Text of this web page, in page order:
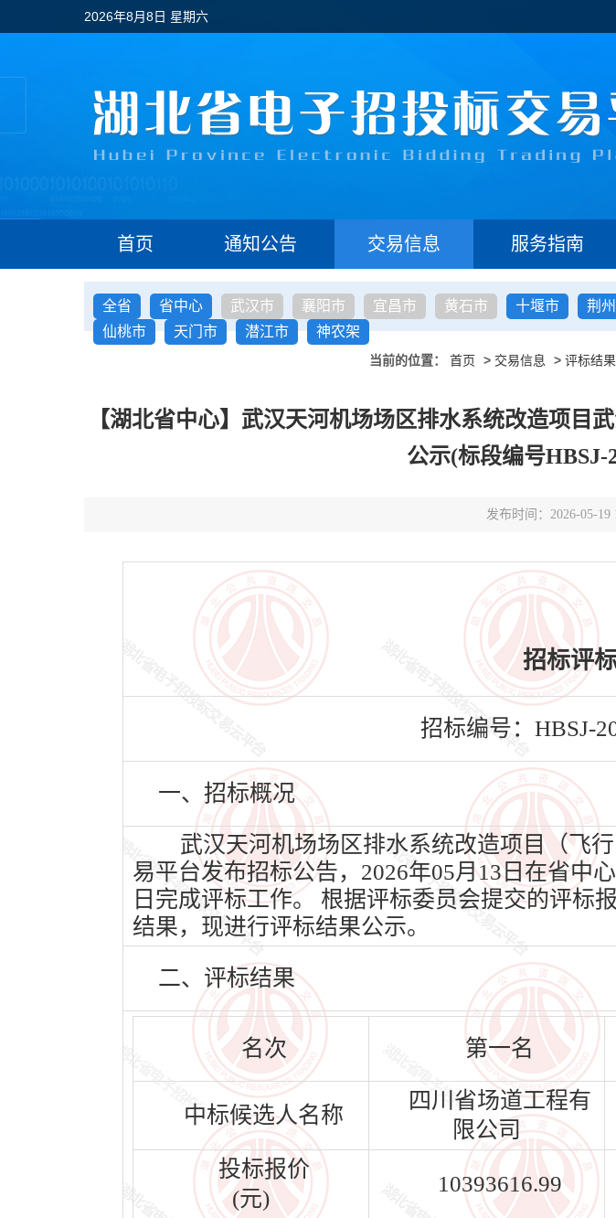
2026年8月8日 星期六
首页 通知公告 交易信息 服务指南
全省
省中心 武汉市 襄阳市 宜昌市 黄石市 十堰市 荆
仙桃市
天门市 潜江市 神农架
当前的位置： 首页 > 交易信息 > 评标结
【湖北省中心】武汉天河机场场区排水系统改造项目
公示(标段编号HBSJ-
发布时间：2026-05-19
招标评
招标编号：HBSJ-
一、招标概况
武汉天河机场场区排水系统改造项目（飞
易平台发布招标公告，2026年05月13日在省中
日完成评标工作。 根据评标委员会提交的评标
结果，现进行评标结果公示。
二、评标结果
名次 第一名
中标候选人名称
四川省场道工程有
限公司
投标报价
(元)
10393616.99